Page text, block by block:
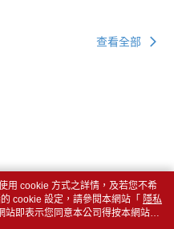
查看全部
用 cookie 方式之詳情，及若您不希
cookie 設定，請參閱本網站「 隱私
站即表示您同意本公司得按本網站使